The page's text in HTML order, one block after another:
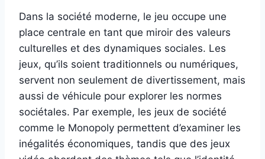
Dans la société moderne, le jeu occupe une
place centrale en tant que miroir des valeurs
culturelles et des dynamiques sociales. Les
jeux, qu’ils soient traditionnels ou numériques,
servent non seulement de divertissement, mais
aussi de véhicule pour explorer les normes
sociétales. Par exemple, les jeux de société
comme le Monopoly permettent d’examiner les
inégalités économiques, tandis que des jeux